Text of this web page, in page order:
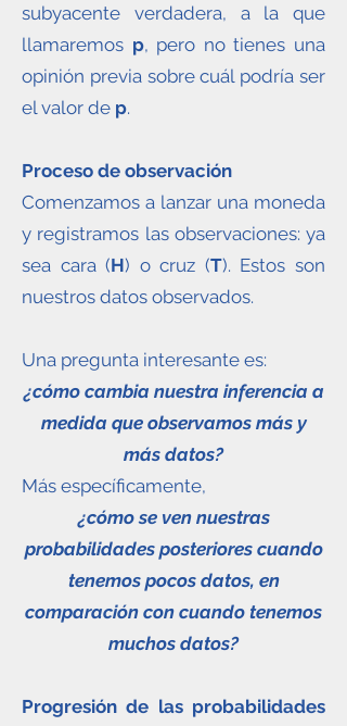
subyacente verdadera, a la que
llamaremos p, pero no tienes una
opinión previa sobre cuál podría ser
el valor de p.
Proceso de observación
Comenzamos a lanzar una moneda
y registramos las observaciones: ya
sea cara (H) o cruz (T). Estos son
nuestros datos observados.
Una pregunta interesante es:
¿cómo cambia nuestra inferencia a
medida que observamos más y
más datos?
Más específicamente,
¿cómo se ven nuestras
probabilidades posteriores cuando
tenemos pocos datos, en
comparación con cuando tenemos
muchos datos?
Progresión de las probabilidades